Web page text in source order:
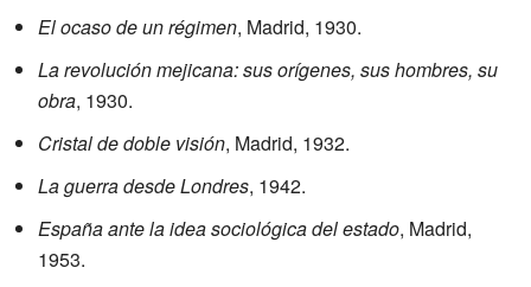
El ocaso de un régimen, Madrid, 1930.
La revolución mejicana: sus orígenes, sus hombres, su
obra, 1930.
Cristal de doble visión, Madrid, 1932.
La guerra desde Londres, 1942.
España ante la idea sociológica del estado, Madrid,
1953.